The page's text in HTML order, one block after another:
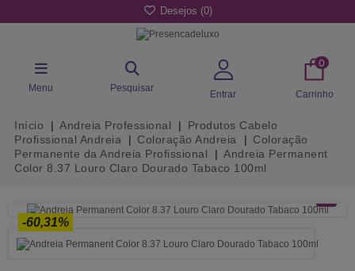
Desejos (0)
Menu Pesquisar
Entrar
0
Carrinho
Início Andreia Professional
Produtos Cabelo
Profissional Andreia
Coloração Andreia
Coloração
Permanente da Andreia Profissional
Andreia Permanent
Color 8.37 Louro Claro Dourado Tabaco 100ml
-60,31%